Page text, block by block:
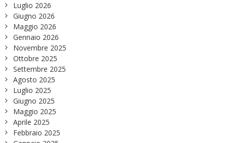
Luglio 2026
Giugno 2026
Maggio 2026
Gennaio 2026
Novembre 2025
Ottobre 2025
Settembre 2025
Agosto 2025
Luglio 2025
Giugno 2025
Maggio 2025
Aprile 2025
Febbraio 2025